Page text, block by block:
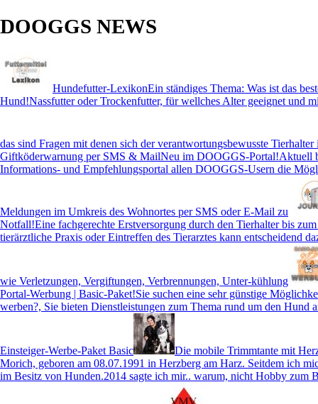
DOOGGS NEWS
Hundefutter-LexikonEin ständiges Thema: Was ist das
Hund!Nassfutter oder Trockenfutter, für wellches Alter geeignet und
das sind Fragen mit denen sich der verantwortungsbewusste Tierhalter
Giftköderwarnung per SMS & MailNeu im DOOGGS-Portal!Aktuell
Informations- und Empfehlungsportal allen DOOGGS-Usern die
Meldungen im Umkreis des Wohnortes per SMS oder E-Mail zu
Notfall!Eine fachgerechte Erstversorgung durch den Tierhalter bis
tierärztliche Praxis oder Eintreffen des Tierarztes kann entscheidend
wie Verletzungen, Vergiftungen, Verbrennungen, Unter-kühlung
Portal-Werbung | Basic-Paket!Sie suchen eine sehr günstige
werben?, Sie bieten Dienstleistungen zum Thema rund um den Hund
Einsteiger-Werbe-Paket Basic
Die mobile Trimmtante mit
Morich, geboren am 08.07.1991 in Herzberg am Harz. Seitdem ich
im Besitz von Hunden.2014 sagte ich mir.. warum, nicht Hobby zum